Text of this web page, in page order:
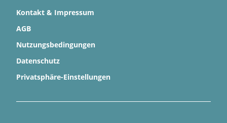
Kontakt & Impressum
AGB
Nutzungsbedingungen
Datenschutz
Privatsphäre-Einstellungen